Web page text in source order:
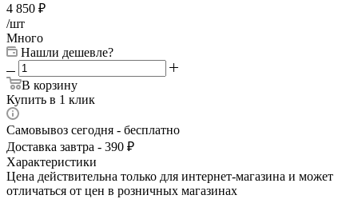
4 850 ₽
/шт
Много
Нашли дешевле?
В корзину
Купить в 1 клик
Самовывоз сегодня - бесплатно
Доставка завтра - 390 ₽
Характеристики
Цена действительна только для интернет-магазина и может
отличаться от цен в розничных магазинах